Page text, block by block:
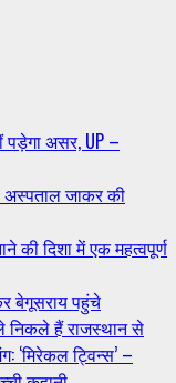
पड़ेगा असर, UP –
अस्पताल जाकर की
की दिशा में एक महत्वपूर्ण
बेगूसराय पहुंचे
निकले हैं राजस्थान से
‘मिरेकल ट्विन्स’ –